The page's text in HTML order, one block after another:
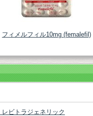
フィメルフィル10mg (femalefil)
ビトラジェネリック